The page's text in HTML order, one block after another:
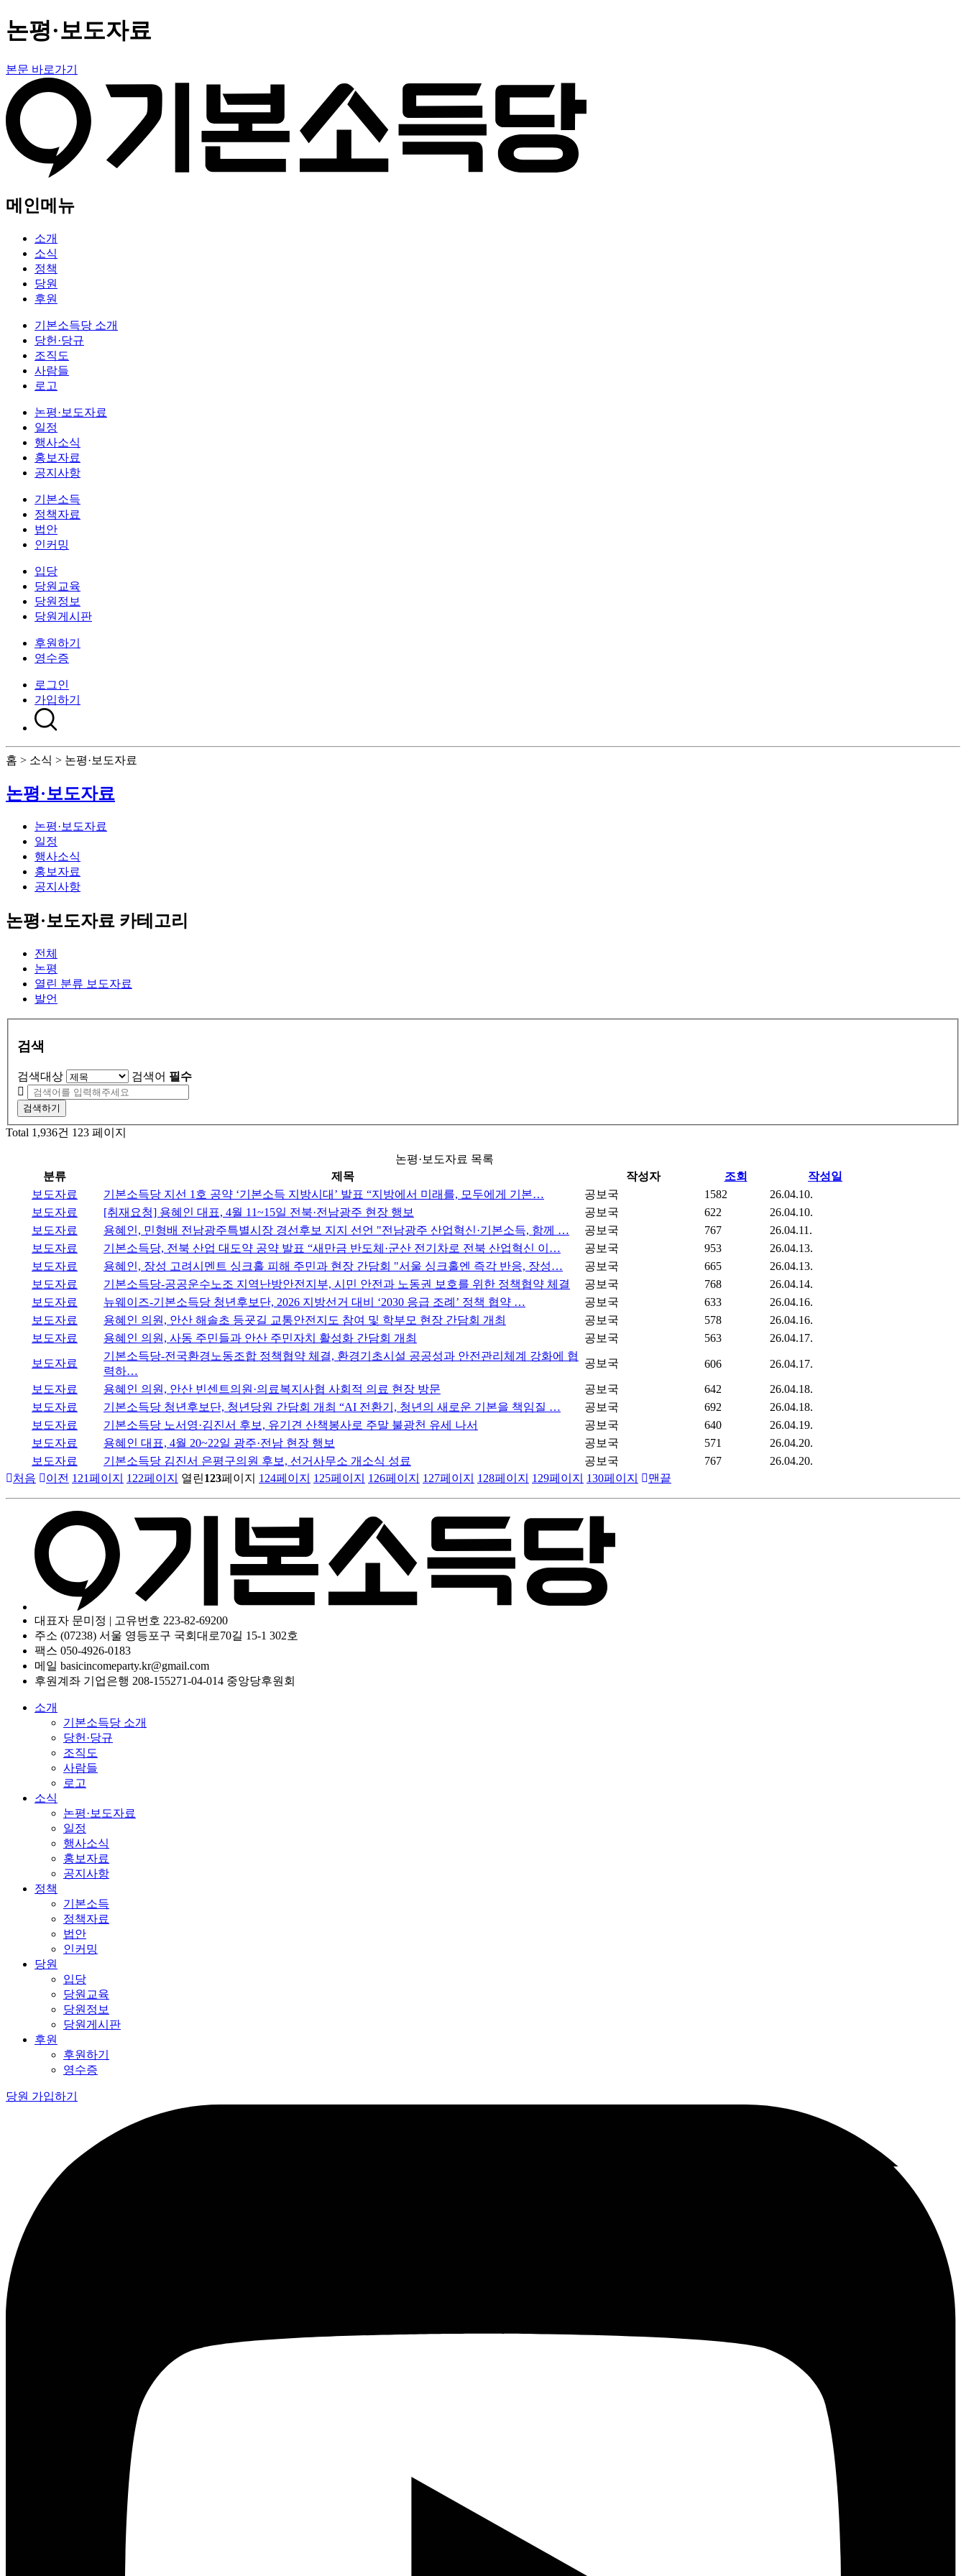
논평·보도자료
본문 바로가기
메인메뉴
소개
소식
정책
당원
후원
기본소득당 소개
당헌·당규
조직도
사람들
로고
논평·보도자료
일정
행사소식
홍보자료
공지사항
기본소득
정책자료
법안
인커밍
입당
당원교육
당원정보
당원게시판
후원하기
영수증
로그인
가입하기
홈 > 소식 > 논평·보도자료
논평·보도자료
논평·보도자료
일정
행사소식
홍보자료
공지사항
논평·보도자료 카테고리
전체
논평
열린 분류 보도자료
발언
검색
검색대상 검색어 필수
검색하기
Total 1,936건 123 페이지
논평·보도자료 목록
분류
제목 작성자 조회
작성일
보도자료
기본소득당 지선 1호 공약 ‘기본소득 지방시대’ 발표 “지방에서 미래를, 모두에게 기본… 공보국 1582
26.04.10.
보도자료
[취재요청] 용혜인 대표, 4월 11~15일 전북·전남광주 현장 행보 공보국 622
26.04.10.
보도자료
용혜인, 민형배 전남광주특별시장 경선후보 지지 선언 "전남광주 산업혁신·기본소득, 함께 … 공보국 767
26.04.11.
보도자료
기본소득당, 전북 산업 대도약 공약 발표 “새만금 반도체·군산 전기차로 전북 산업혁신 이… 공보국 953
26.04.13.
보도자료
용혜인, 장성 고려시멘트 싱크홀 피해 주민과 현장 간담회 "서울 싱크홀엔 즉각 반응, 장성… 공보국 665
26.04.13.
보도자료
기본소득당-공공운수노조 지역난방안전지부, 시민 안전과 노동권 보호를 위한 정책협약 체결 공보국 768
26.04.14.
보도자료
뉴웨이즈-기본소득당 청년후보단, 2026 지방선거 대비 ‘2030 응급 조례’ 정책 협약 … 공보국 633
26.04.16.
보도자료
용혜인 의원, 안산 해솔초 등굣길 교통안전지도 참여 및 학부모 현장 간담회 개최 공보국 578
26.04.16.
보도자료
용혜인 의원, 사동 주민들과 안산 주민자치 활성화 간담회 개최 공보국 563 26.04.17.
보도자료
기본소득당-전국환경노동조합 정책협약 체결, 환경기초시설 공공성과 안전관리체계 강화에 협
력하…
공보국 606 26.04.17.
보도자료 용혜인 의원, 안산 빈센트의원·의료복지사협 사회적 의료 현장 방문 공보국 642
26.04.18.
보도자료
기본소득당 청년후보단, 청년당원 간담회 개최 “AI 전환기, 청년의 새로운 기본을 책임질 … 공보국 692
26.04.18.
보도자료
기본소득당 노서영·김진서 후보, 유기견 산책봉사로 주말 불광천 유세 나서 공보국 640
26.04.19.
보도자료
용혜인 대표, 4월 20~22일 광주·전남 현장 행보 공보국 571
26.04.20.
보도자료
기본소득당 김진서 은평구의원 후보, 선거사무소 개소식 성료 공보국 767
26.04.20.
처음
이전 121페이지 122페이지 열린123페이지 124페이지 125페이지 126페이지 127페이지 128페이지 129페이지 130페이지 맨끝
대표자 문미정 | 고유번호 223-82-69200
주소 (07238) 서울 영등포구 국회대로70길 15-1 302호
팩스 050-4926-0183
메일 basicincomeparty.kr@gmail.com
후원계좌 기업은행 208-155271-04-014 중앙당후원회
소개
기본소득당 소개
당헌·당규
조직도
사람들
로고
소식
논평·보도자료
일정
행사소식
홍보자료
공지사항
정책
기본소득
정책자료
법안
인커밍
당원
입당
당원교육
당원정보
당원게시판
후원
후원하기
영수증
당원 가입하기